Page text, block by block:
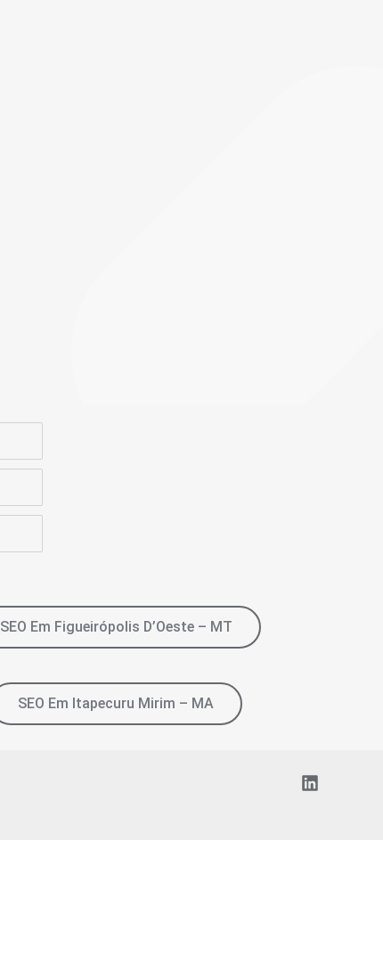
SEO Em Figueirópolis D’Oeste – MT
SEO Em Itapecuru Mirim – MA